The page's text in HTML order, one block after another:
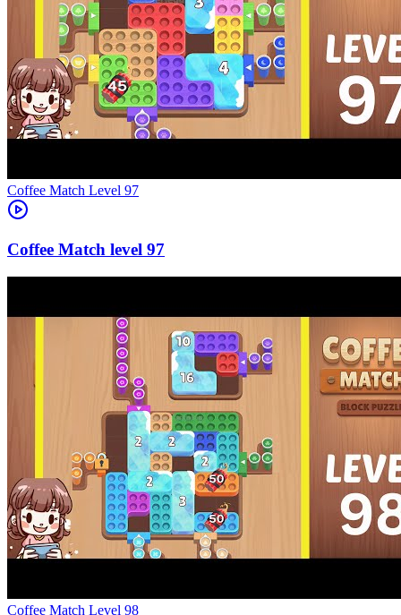
Level 97
97
Level 98